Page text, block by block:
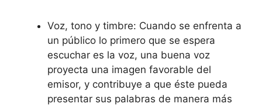
Voz, tono y timbre: Cuando se enfrenta a
un público lo primero que se espera
escuchar es la voz, una buena voz
proyecta una imagen favorable del
emisor, y contribuye a que éste pueda
presentar sus palabras de manera más